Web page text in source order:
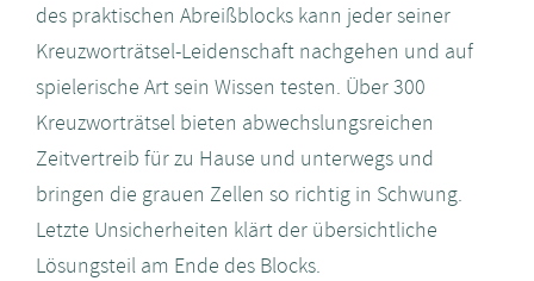
des praktischen Abreißblocks kann jeder seiner
Kreuzworträtsel-Leidenschaft nachgehen und auf
spielerische Art sein Wissen testen. Über 300
Kreuzworträtsel bieten abwechslungsreichen
Zeitvertreib für zu Hause und unterwegs und
bringen die grauen Zellen so richtig in Schwung.
Letzte Unsicherheiten klärt der übersichtliche
Lösungsteil am Ende des Blocks.